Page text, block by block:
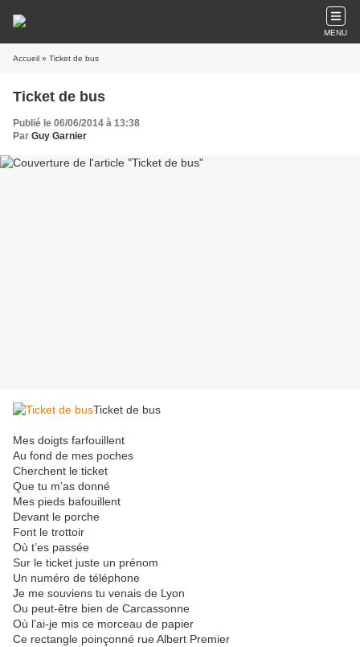
MENU
Accueil » Ticket de bus
Ticket de bus
Publié le 06/06/2014 à 13:38
Par Guy Garnier
Ticket de bus
Mes doigts farfouillent
Au fond de mes poches
Cherchent le ticket
Que tu m’as donné
Mes pieds bafouillent
Devant le porche
Font le trottoir
Où t’es passée
Sur le ticket juste un prénom
Un numéro de téléphone
Je me souviens tu venais de Lyon
Ou peut-être bien de Carcassonne
Où l’ai-je mis ce morceau de papier
Ce rectangle poinçonné rue Albert Premier